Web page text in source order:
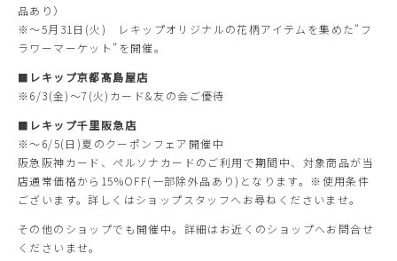
品あり）
※〜5月31日(火) レキップオリジナルの花柄アイテムを集めた”フ
ラワーマーケット”を開催。
■ レキップ京都髙島屋店
※6/3(金)〜7(火)カード&友の会ご優待
■ レキップ千里阪急店
※〜6/5(日)夏のクーポンフェア開催中
阪急阪神カード、ペルソナカードのご利用で期間中、対象商品が当
店通常価格から15%OFF(一部除外品あり)となります。※使用条件
ございます。詳しくはショップスタッフへお尋ねくださいませ。
その他のショップでも開催中。詳細はお近くのショップへお問合せ
くださいませ。